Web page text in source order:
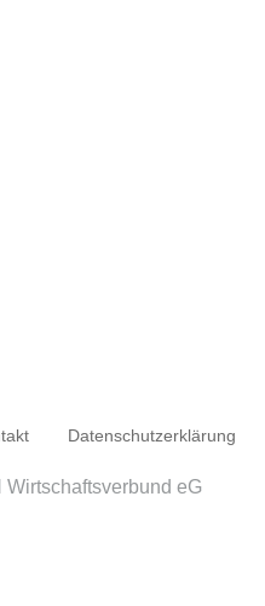
Datenschutzerklärung
eG